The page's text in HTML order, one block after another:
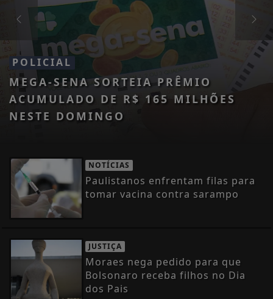
POLICIAL
MEGA-SENA SORTEIA PRÊMIO
ACUMULADO DE R$ 165 MILHÕES
NESTE DOMINGO
NOTÍCIAS
Paulistanos enfrentam filas para
tomar vacina contra sarampo
JUSTIÇA
Moraes nega pedido para que
Bolsonaro receba filhos no Dia
dos Pais